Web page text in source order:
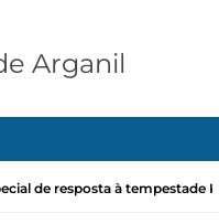
de resposta à tempestade